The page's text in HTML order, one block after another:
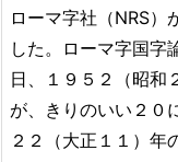
ローマ字社（NRS）
した。
ローマ字国字
日、１９５２（昭和
が、きりのいい２０
２２（大正１１）年